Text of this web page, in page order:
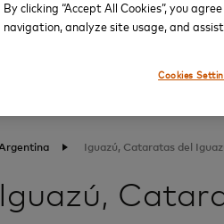
Crear su cuenta
Iguazú, Cataratas del
Iguazú,
By clicking “Accept All Cookies”, you
navigation, analyze site usage, and
Cookies